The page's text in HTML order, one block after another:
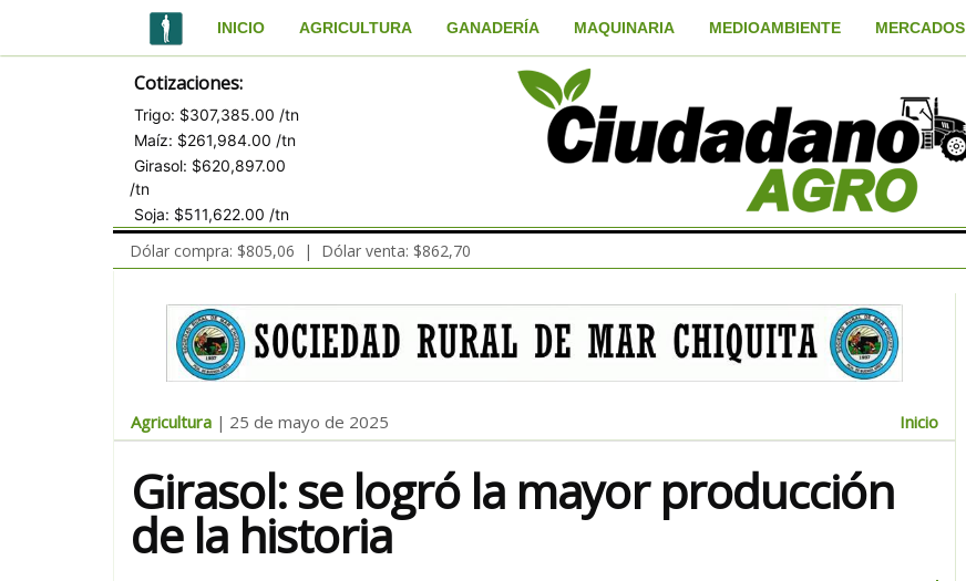
INICIO AGRICULTURA GANADERÍA MAQUINARIA MEDIOAMBIENTE MERCADOS
Cotizaciones:
Trigo: $307,385.00 /tn
Maíz: $261,984.00 /tn
Girasol: $620,897.00
/tn
Soja: $511,622.00 /tn
Dólar compra: $805,06 | Dólar venta: $862,70
Agricultura | 25 de mayo de 2025 Inicio
Girasol: se logró la mayor producción
de la historia